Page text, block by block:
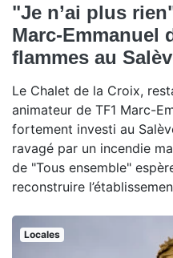
"Je n’ai plus
Marc-Emmanuel
flammes au
Le Chalet de la Croix,
animateur de TF1 Marc-
fortement investi au
ravagé par un incendie
de "Tous ensemble"
reconstruire
Locales